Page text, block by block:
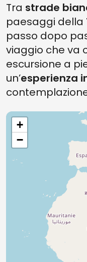
Tra strade
paesaggi della
passo dopo
viaggio che va
escursione a
un’esperienza
+
−